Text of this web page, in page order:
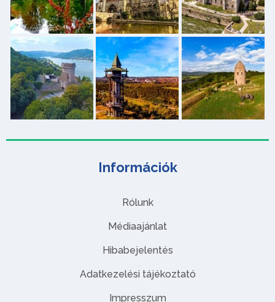
Információk
Rólunk
Médiaajánlat
Hibabejelentés
Adatkezelési tájékoztató
Impresszum